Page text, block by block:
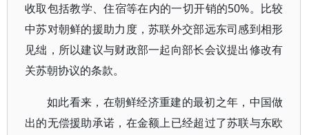
收取包括教学、住宿等在内的一切开销的50%。比较
中苏对朝鲜的援助力度，苏联外交部远东司感到相形
见绌，所以建议与财政部一起向部长会议提出修改有
关苏朝协议的条款。
如此看来，在朝鲜经济重建的最初之年，中国做
出的无偿援助承诺，在金额上已经超过了苏联与东欧